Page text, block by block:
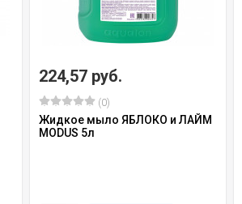
224,57 руб.
(0)
Жидкое мыло ЯБЛОКО и ЛАЙМ
MODUS 5л